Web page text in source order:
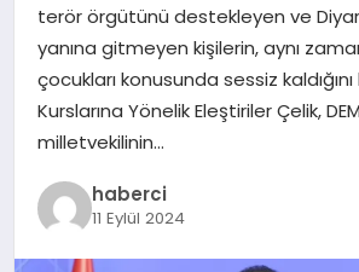
SPOR
TEKNOLOJI
YAŞAM
terör örgütünü destekleyen ve
yanına gitmeyen kişilerin, aynı
çocukları konusunda sessiz
Kurslarına Yönelik Eleştiriler Çelik,
milletvekilinin…
haberci
11 Eylül 2024